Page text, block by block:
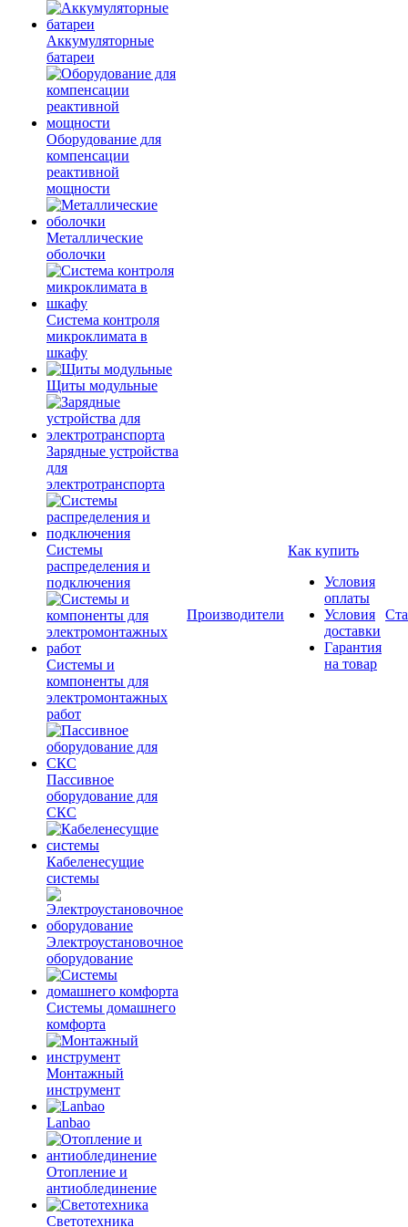
Аккумуляторные
батареи
Оборудование для
компенсации
реактивной
мощности
Металлические
оболочки
Система контроля
микроклимата в
шкафу
Щиты модульные
Зарядные устройства
для
электротранспорта
Системы
распределения и
подключения
Системы и
компоненты для
электромонтажных
работ
Пассивное
оборудование для
СКС
Кабеленесущие
системы
Электроустановочное
оборудование
Системы домашнего
комфорта
Монтажный
инструмент
Lanbao
Отопление и
антиоблединение
Светотехника
Производители
Как купить
Условия
оплаты
Условия
доставки
Гарантия
на товар